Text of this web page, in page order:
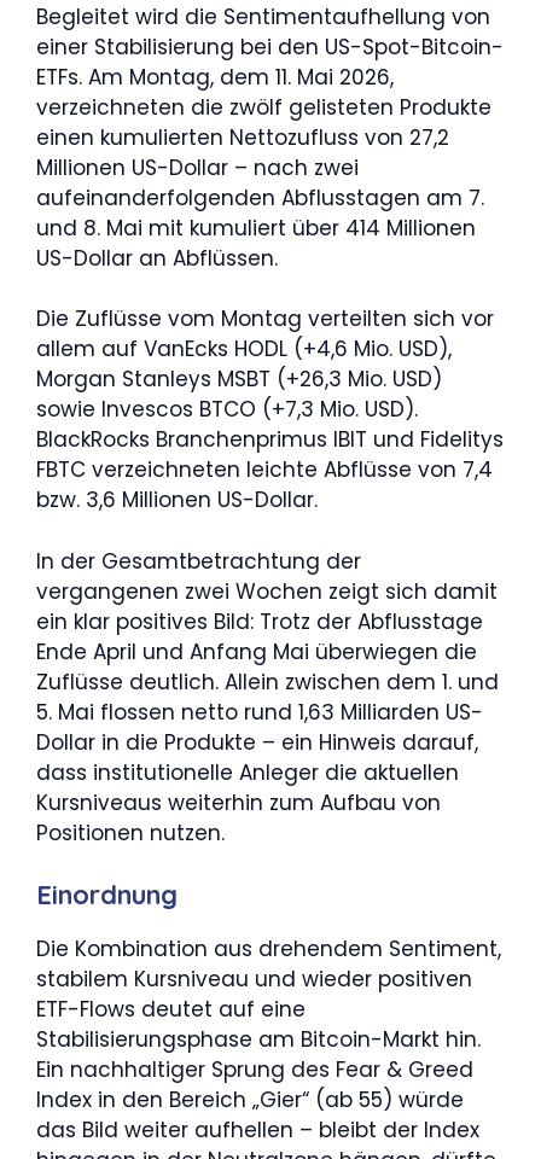
Begleitet wird die Sentimentaufhellung von
einer Stabilisierung bei den US-Spot-Bitcoin-
ETFs. Am Montag, dem 11. Mai 2026,
verzeichneten die zwölf gelisteten Produkte
einen kumulierten Nettozufluss von 27,2
Millionen US-Dollar – nach zwei
aufeinanderfolgenden Abflusstagen am 7.
und 8. Mai mit kumuliert über 414 Millionen
US-Dollar an Abflüssen.
Die Zuflüsse vom Montag verteilten sich vor
allem auf VanEcks HODL (+4,6 Mio. USD),
Morgan Stanleys MSBT (+26,3 Mio. USD)
sowie Invescos BTCO (+7,3 Mio. USD).
BlackRocks Branchenprimus IBIT und Fidelitys
FBTC verzeichneten leichte Abflüsse von 7,4
bzw. 3,6 Millionen US-Dollar.
In der Gesamtbetrachtung der
vergangenen zwei Wochen zeigt sich damit
ein klar positives Bild: Trotz der Abflusstage
Ende April und Anfang Mai überwiegen die
Zuflüsse deutlich. Allein zwischen dem 1. und
5. Mai flossen netto rund 1,63 Milliarden US-
Dollar in die Produkte – ein Hinweis darauf,
dass institutionelle Anleger die aktuellen
Kursniveaus weiterhin zum Aufbau von
Positionen nutzen.
Einordnung
Die Kombination aus drehendem Sentiment,
stabilem Kursniveau und wieder positiven
ETF-Flows deutet auf eine
Stabilisierungsphase am Bitcoin-Markt hin.
Ein nachhaltiger Sprung des Fear & Greed
Index in den Bereich „Gier“ (ab 55) würde
das Bild weiter aufhellen – bleibt der Index